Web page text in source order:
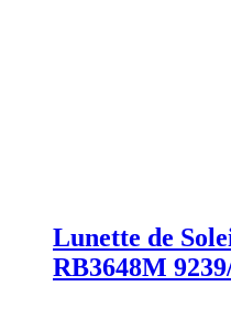
Lunette de
RB3648M